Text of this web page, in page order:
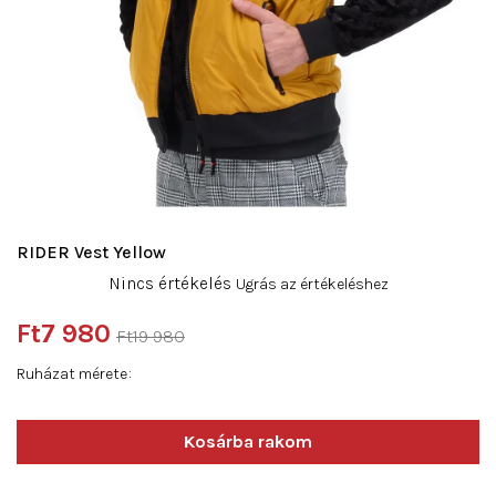
Ruházat mérete
Ft19 980
Ft7 980
RIDER Vest Yellow
átlagos
értékelése
5-
Nincs értékelés Ugrás az értékeléshez